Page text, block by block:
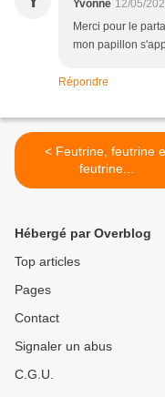
Yvonne 12/05/
Merci pour le
mon papillon
Répondre
< Feutrine, feutrine et
feutrine...
Hébergé par Overblog
Top articles
Pages
Contact
Signaler un abus
C.G.U.